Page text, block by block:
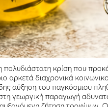
πολυδιάστατη κρίση που
αρκετά διαχρονικά
αύξηση του παγκόσμιου
γεωργική παραγωγή